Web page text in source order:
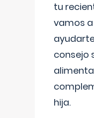
tu
vamos
consejo
hija.